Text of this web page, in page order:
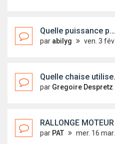
Quelle puissance pour un First 22 ?
par abilyg ven. 3 févr. 2012 09:41
Quelle chaise utilisez-vous?
par Gregoire Despretz
RALLONGE MOTEUR
par PAT mer. 16 mars 2011 18:13